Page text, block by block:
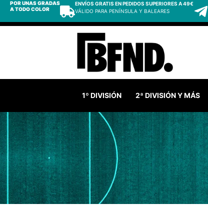
POR UNAS GRADAS
A TODO COLOR
ENVÍOS GRATIS EN PEDIDOS SUPERIORES A 49€
VÁLIDO PARA PENÍNSULA Y BALEARES
1º DIVISIÓN 2ª DIVISIÓN Y MÁS